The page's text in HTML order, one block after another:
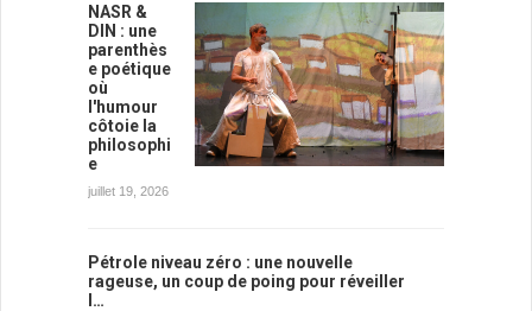
NASR &
DIN : une
parenthès
e poétique
où
l'humour
côtoie la
philosophi
e
juillet 19, 2026
Pétrole niveau zéro : une nouvelle
rageuse, un coup de poing pour réveiller
l…